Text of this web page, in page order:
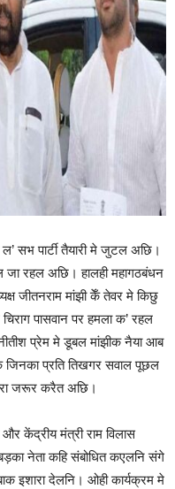
सभ पार्टी तैयारी मे जुटल अछि।
जा रहल अछि। हालही महागठबंधन
जीतनराम मांझी केँ तेवर मे किछु
पासवान पर हमला क’ रहल
प्रेम मे डूबल मांझीक नैया आब
प्रति तिखगर सवाल पूछल
जरूर करैत अछि।
केंद्रीय मंत्री राम विलास
नेता कहि संबोधित कएलनि संगे
इशारा देलनि। ओही कार्यक्रम मे